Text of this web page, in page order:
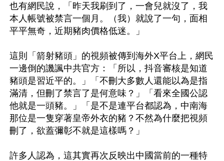
也有網民說，「昨天我刷到了，一會兒就沒了，我
本人帳號被禁言一個月。（我）就說了一句，面相
平平無奇，近期豬肉價格低迷。」
這則「箭射豬頭」的視頻被傳到海外X平台上，網民
一邊倒的譏諷中共官方：「所以，抖音審核是知道
豬頭是習近平的。」「不刪大多數人還能以為是指
滿清，但刪了禁言了是何意味？」「看來全國公認
他就是一頭豬。」「是不是連平台都認為，中南海
那位是一隻穿著皇帝外衣的豬？不然為什麼把視頻
刪了，欲蓋彌彰不就是這樣嗎？」
許多人認為，這其實再次反映出中國當前的一種特